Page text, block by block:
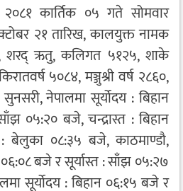
कार्तिक ०५ गते सोमवार
२१ तारिख, कालयुक्त नामक
शरद् ऋतु, कलिगत ५१२५, शाके
५०८४, मञ्जुश्री वर्ष २८६०,
नेपालमा सूर्योदय : बिहान
०५:२० बजे, चन्द्रास्त : बिहान
बेलुका ०८:३५ बजे, काठमाण्डौ,
०६:०८ बजे र सूर्यास्त : साँझ ०५:२७
सूर्योदय : बिहान ०६:१५ बजे र